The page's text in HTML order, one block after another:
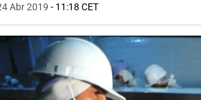
Abr 2019 - 11:18 CET